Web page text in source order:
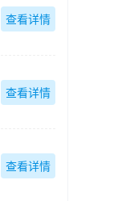
查看详情
查看详情
查看详情